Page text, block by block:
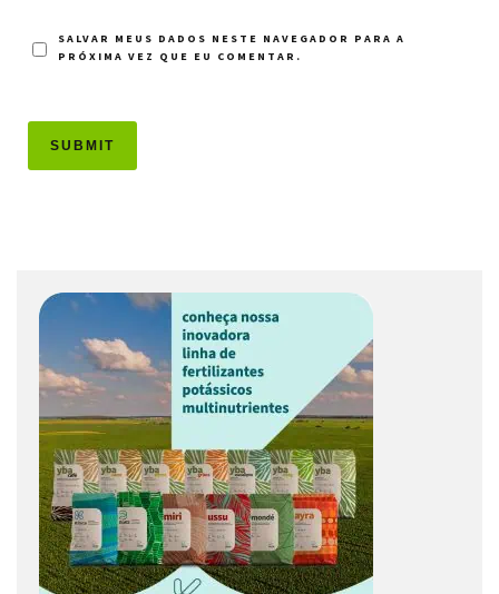
SALVAR MEUS DADOS NESTE NAVEGADOR PARA A
PRÓXIMA VEZ QUE EU COMENTAR.